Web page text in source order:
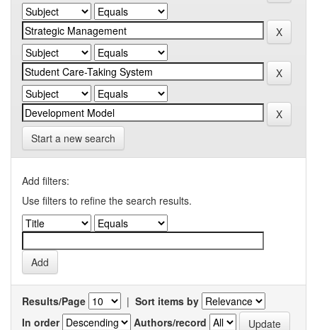
Start a new search
Add filters:
Use filters to refine the search results.
Results/Page | Sort items by
In order
Authors/record